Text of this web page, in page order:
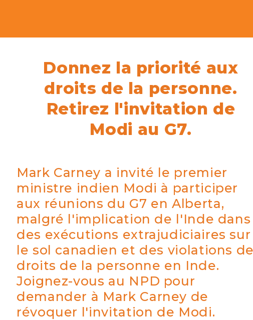
Donnez la priorité aux
droits de la personne.
Retirez l'invitation de
Modi au G7.
Mark Carney a invité le premier
ministre indien Modi à participer
aux réunions du G7 en Alberta,
malgré l'implication de l'Inde dans
des exécutions extrajudiciaires sur
le sol canadien et des violations
droits de la personne en Inde.
Joignez-vous au NPD pour
demander à Mark Carney de
révoquer l'invitation de Modi.